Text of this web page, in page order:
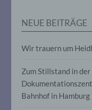
NEUE BEITRÄGE
Wir trauern um
Zum Stillstand in
Bahnhof in Hamburg
Interessen,
f)